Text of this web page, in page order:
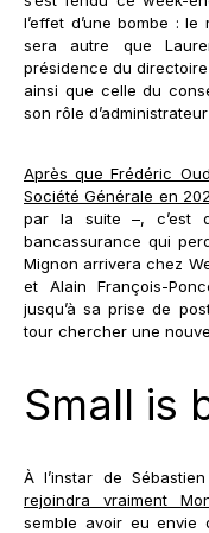
l’effet d’une bombe :
sera autre que
présidence du directoire
ainsi que celle du
son rôle
Après que Frédéric
Société Générale en
par la suite –, c’est
bancassurance qui
Mignon arrivera chez
et Alain François-
jusqu’à sa prise de
tour chercher une
Small is
À l’instar de
rejoindra vraiment
semble avoir eu envie